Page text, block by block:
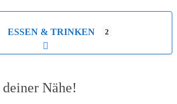
ESSEN & TRINKEN 2
Unterkategorien aufklappen
Nähe!